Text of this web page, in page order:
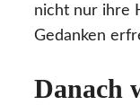
nicht nur ihre
Gedanken
Danach